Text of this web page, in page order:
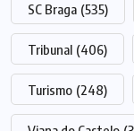
SC Braga (535)
Tribunal (406)
Turismo (248)